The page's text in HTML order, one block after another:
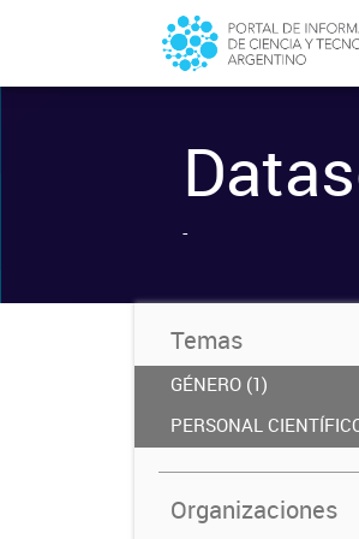
-
Temas
GÉNERO (1)
PERSONAL
Organizaciones